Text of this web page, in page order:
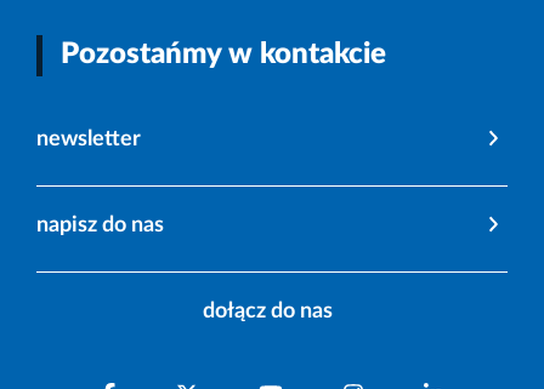
Pozostańmy w kontakcie
newsletter
napisz do nas
dołącz do nas